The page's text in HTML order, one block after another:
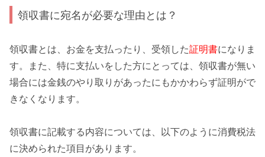
領収書に宛名が必要な理由とは？
領収書とは、お金を支払ったり、受領した証明書になりま
す。また、特に支払いをした方にとっては、領収書が無い
場合には金銭のやり取り があったにもかかわらず証明がで
きなくなります。
領収書に記載する内容については、以下のように消費税法
に決められた項目があります。